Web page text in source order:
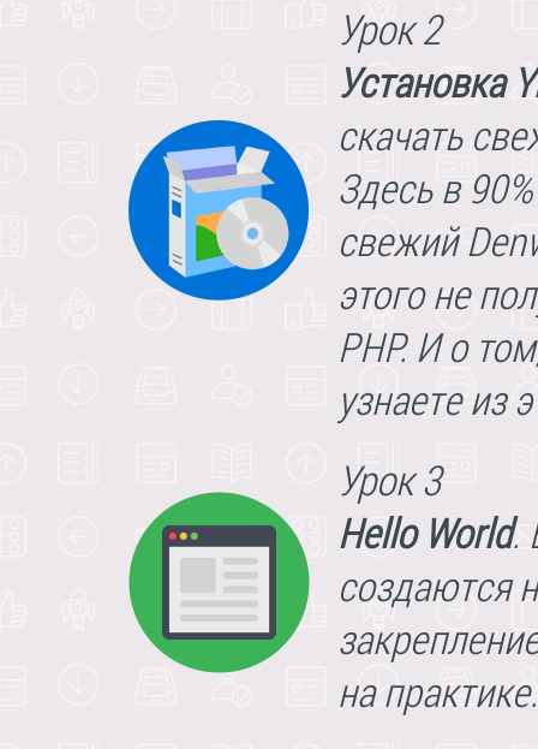
Урок 2
Установка
скачать
Здесь в
свежий
этого не
PHP. И о
узнаете из
Урок 3
Hello World.
создаются
на практике.